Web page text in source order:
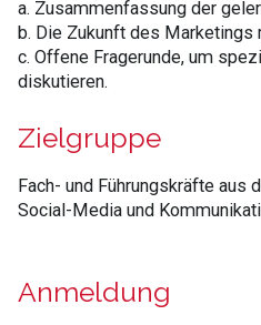
a. Zusammenfassung der
b. Die Zukunft des Marketings
c. Offene Fragerunde, um
diskutieren.
Zielgruppe
Fach- und Führungskräfte aus
Social-Media und
Anmeldung